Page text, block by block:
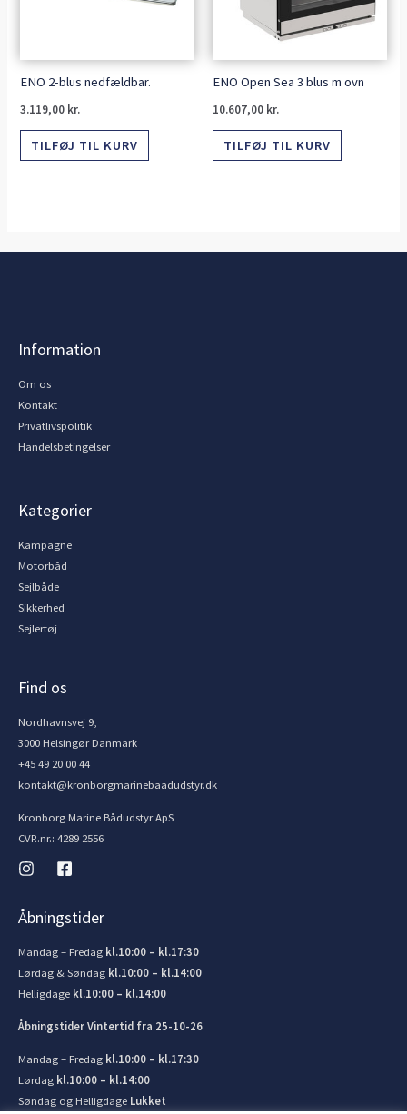
ENO 2-blus nedfældbar.
3.119,00 kr.
TILFØJ TIL KURV
ENO Open Sea 3 blus m ovn
10.607,00 kr.
TILFØJ TIL KURV
Information
Om os
Kontakt
Privatlivspolitik
Handelsbetingelser
Kategorier
Kampagne
Motorbåd
Sejlbåde
Sikkerhed
Sejlertøj
Find os
Nordhavnsvej 9,
3000 Helsingør Danmark
+45 49 20 00 44
kontakt@kronborgmarinebaadudstyr.dk
Kronborg Marine Bådudstyr ApS
CVR.nr.: 4289 2556
Åbningstider
Mandag – Fredag kl.10:00 – kl.17:30
Lørdag & Søndag kl.10:00 – kl.14:00
Helligdage kl.10:00 – kl.14:00
Åbningstider Vintertid fra 25-10-26
Mandag – Fredag kl.10:00 – kl.17:30
Lørdag kl.10:00 – kl.14:00
Søndag og Helligdage Lukket